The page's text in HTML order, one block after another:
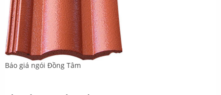
Báo giá ngói Đồng Tâm